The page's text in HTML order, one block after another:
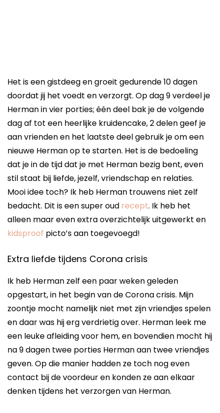
Het is een gistdeeg en groeit gedurende 10 dagen
doordat jij het voedt en verzorgt. Op dag 9 verdeel je
Herman in vier porties; één deel bak je de volgende
dag af tot een heerlijke kruidencake, 2 delen geef je
aan vrienden en het laatste deel gebruik je om een
nieuwe Herman op te starten. Het is de bedoeling
dat je in de tijd dat je met Herman bezig bent, even
stil staat bij liefde, jezelf, vriendschap en relaties.
Mooi idee toch? Ik heb Herman trouwens niet zelf
bedacht. Dit is een super oud recept. Ik heb het
alleen maar even extra overzichtelijk uitgewerkt en
kidsproof picto’s aan toegevoegd!
Extra liefde tijdens Corona crisis
Ik heb Herman zelf een paar weken geleden
opgestart, in het begin van de Corona crisis. Mijn
zoontje mocht namelijk niet met zijn vriendjes spelen
en daar was hij erg verdrietig over. Herman leek me
een leuke afleiding voor hem, en bovendien mocht hij
na 9 dagen twee porties Herman aan twee vriendjes
geven. Op die manier hadden ze toch nog even
contact bij de voordeur en konden ze aan elkaar
denken tijdens het verzorgen van Herman.